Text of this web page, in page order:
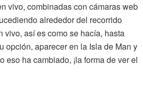
vivo, combinadas con cámaras web
alrededor del recorrido
así es como se hacía, hasta
opción, aparecer en la Isla de Man y
eso ha cambiado, ¡la forma de ver el